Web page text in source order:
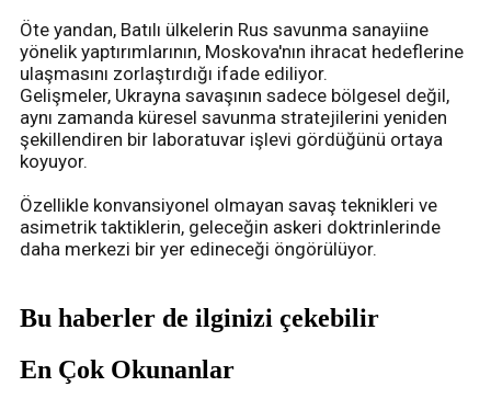
Öte yandan, Batılı ülkelerin Rus savunma sanayiine
yönelik yaptırımlarının, Moskova'nın ihracat hedeflerine
ulaşmasını zorlaştırdığı ifade ediliyor.
Gelişmeler, Ukrayna savaşının sadece bölgesel değil,
aynı zamanda küresel savunma stratejilerini yeniden
şekillendiren bir laboratuvar işlevi gördüğünü ortaya
koyuyor.
Özellikle konvansiyonel olmayan savaş teknikleri ve
asimetrik taktiklerin, geleceğin askeri doktrinlerinde
daha merkezi bir yer edineceği öngörülüyor.
Bu haberler de ilginizi çekebilir
En Çok Okunanlar